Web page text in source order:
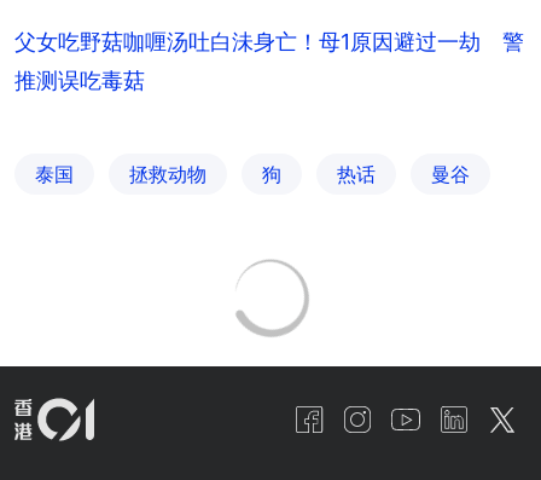
父女吃野菇咖喱汤吐白沬身亡！母1原因避过一劫 警
推测误吃毒菇
泰国 拯救动物 狗 热话 曼谷